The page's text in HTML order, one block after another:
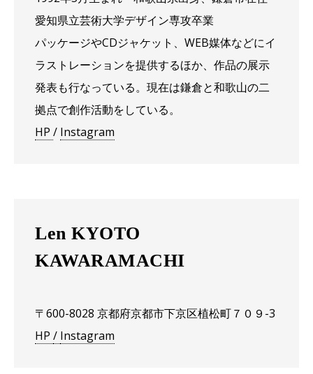
愛知県立芸術大学デザイン専攻卒業
パッケージやCDジャケット、WEB媒体などにイ
ラストレーションを提供するほか、作品の展示
発表も行なっている。現在は鎌倉と和歌山の二
拠点で創作活動をしている。
HP / Instagram
Len KYOTO
KAWARAMACHI
〒600-8028 京都府京都市下京区植松町７０９-3
HP / Instagram